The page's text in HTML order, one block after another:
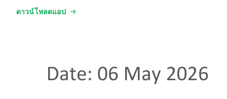
ดาวน์โหลดแอป